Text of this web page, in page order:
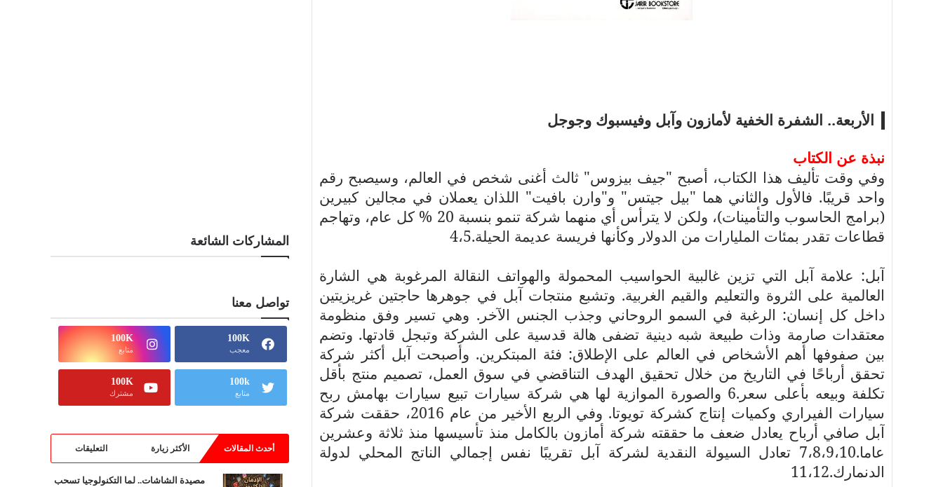
الأربعة.. الشفرة الخفية لأمازون وآبل وفيسبوك وجوجل
نبذة عن الكتاب
وفي وقت تأليف هذا الكتاب، أصبح "جيف بيزوس" ثالث أغنى شخص في العالم، وسيصبح رقم
واحد قريبًا. فالأول والثاني هما "بيل جيتس" و"وارن بافيت" اللذان يعملان في مجالين كبيرين
(برامج الحاسوب والتأمينات)، ولكن لا يترأس أي منهما شركة تنمو بنسبة 20 % كل عام، وتهاجم
قطاعات تقدر بمئات المليارات من الدولار وكأنها فريسة عديمة الحيلة.4،5
آبل: علامة آبل التي تزين غالبية الحواسيب المحمولة والهواتف النقالة المرغوبة هي الشارة
العالمية على الثروة والتعليم والقيم الغربية. وتشبع منتجات آبل في جوهرها حاجتين غريزيتين
داخل كل إنسان: الرغبة في السمو الروحاني وجذب الجنس الآخر. وهي تسير وفق منظومة
معتقدات صارمة وذات طبيعة شبه دينية تضفى هالة قدسية على الشركة وتبجل قادتها. وتضم
بين صفوفها أهم الأشخاص في العالم على الإطلاق: فئة المبتكرين. وأصبحت آبل أكثر شركة
تحقق أرباحًا في التاريخ من خلال تحقيق الهدف التناقضي في سوق العمل، تصميم منتج بأقل
تكلفة وبيعه بأعلى سعر.6 والصورة الموازية لها هي شركة سيارات تبيع سيارات بهامش ربح
سيارات الفيراري وكميات إنتاج كشركة تويوتا. وفي الربع الأخير من عام 2016، حققت شركة
آبل صافي أرباح يعادل ضعف ما حققته شركة أمازون بالكامل منذ تأسيسها منذ ثلاثة وعشرين
عاما.7،8،9،10 تعادل السيولة النقدية لشركة آبل تقريبًا نفس إجمالي الناتج المحلي لدولة
الدنمارك.11،12
المشاركات الشائعة
تواصل معنا
100K
معجب
100K
متابع
100k
متابع
100K
مشترك
أحدث المقالات الأكثر زيارة التعليقات
مصيدة الشاشات.. لما التكنولوجيا تسحب